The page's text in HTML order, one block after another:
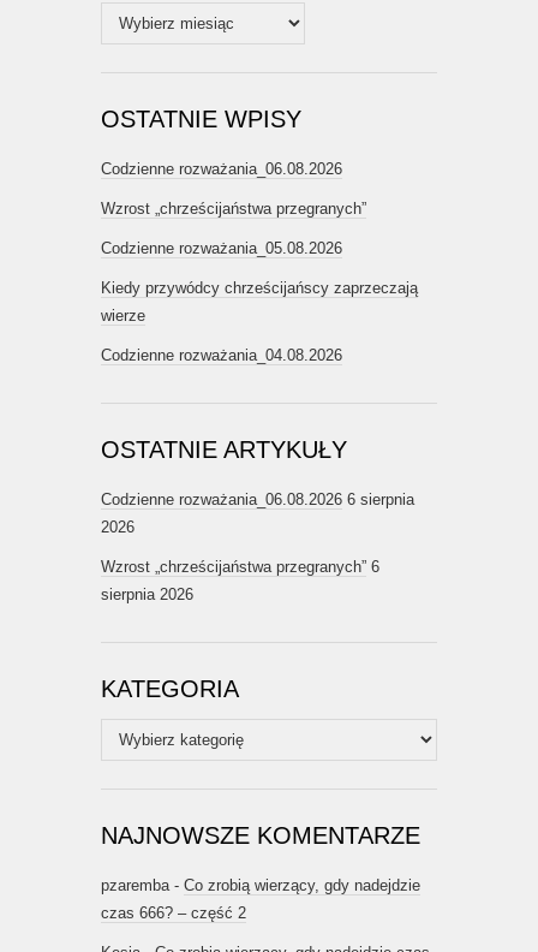
Archiwum
OSTATNIE WPISY
Codzienne rozważania_06.08.2026
Wzrost „chrześcijaństwa przegranych”
Codzienne rozważania_05.08.2026
Kiedy przywódcy chrześcijańscy zaprzeczają
wierze
Codzienne rozważania_04.08.2026
OSTATNIE ARTYKUŁY
Codzienne rozważania_06.08.2026 6 sierpnia
2026
Wzrost „chrześcijaństwa przegranych” 6
sierpnia 2026
KATEGORIA
Kategoria
NAJNOWSZE KOMENTARZE
pzaremba- Co zrobią wierzący, gdy nadejdzie
czas 666? – część 2